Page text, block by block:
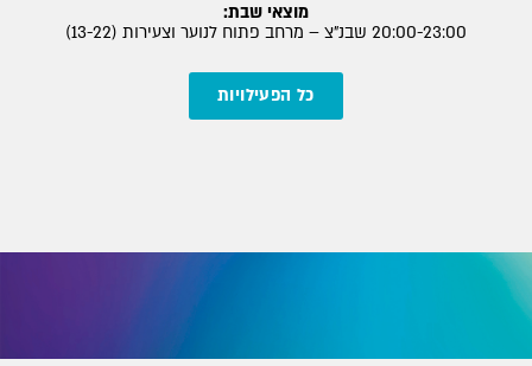
מוצאי שבת:
20:00-23:00 שבנ"צ – מרחב פתוח לנוער וצעירות (13-22)
כל הפעילויות